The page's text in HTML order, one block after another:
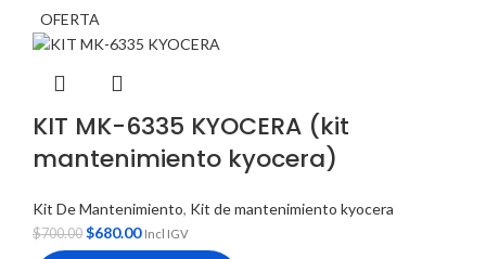
OFERTA
KIT MK-6335 KYOCERA (kit
mantenimiento kyocera)
Kit De Mantenimiento, Kit de mantenimiento kyocera
$700.00 $680.00 Incl IGV